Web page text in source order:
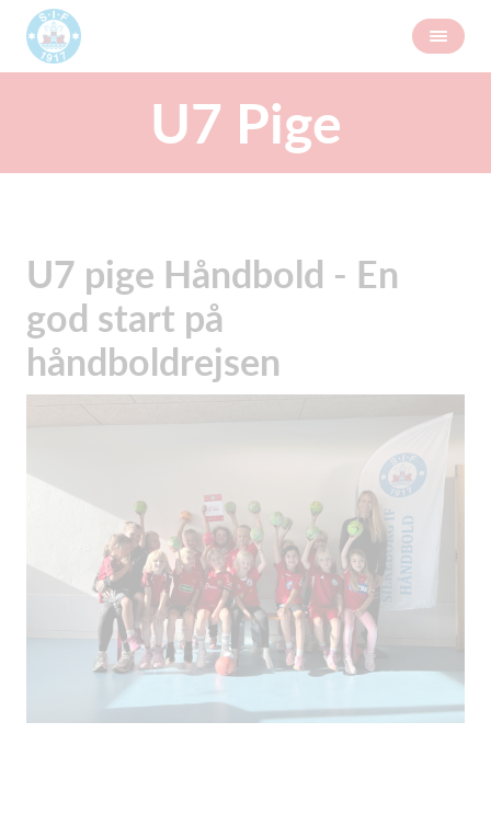
U7 Pige
U7 pige Håndbold - En
god start på
håndboldrejsen